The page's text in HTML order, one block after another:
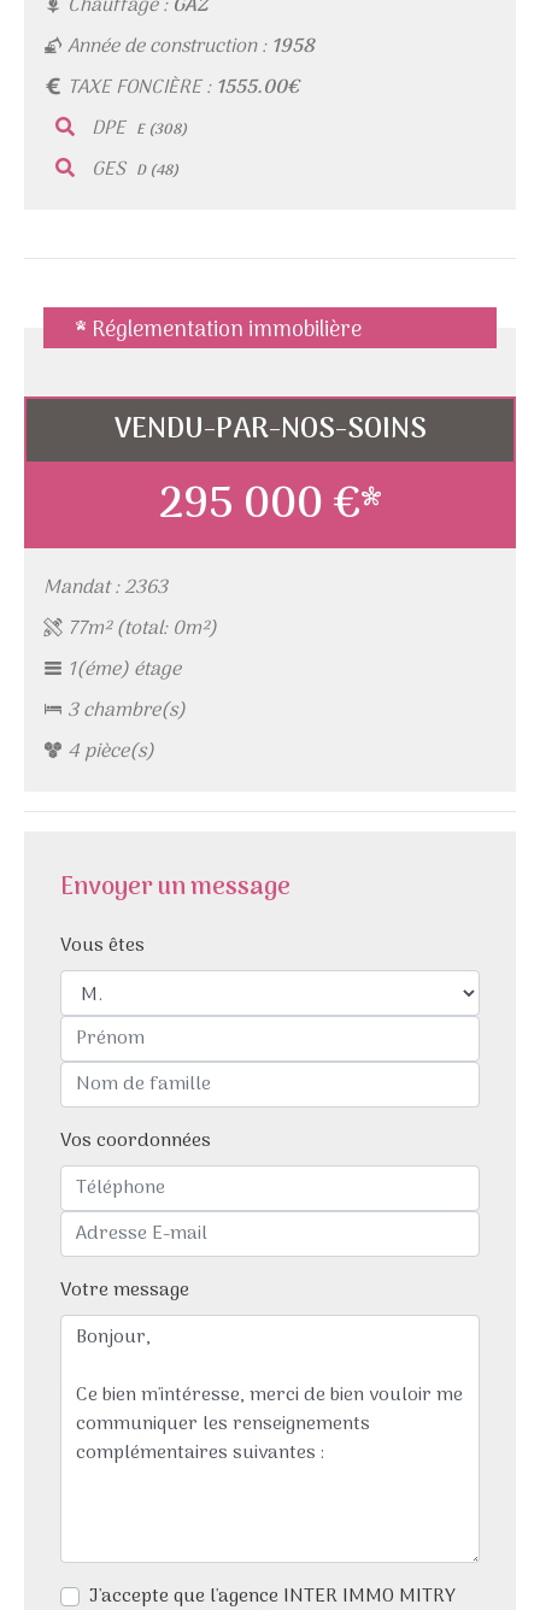
Année de construction :1958
TAXE FONCIÈRE :1555.00€
DPE E (308)
GES D (48)
* Réglementation immobilière
VENDU-PAR-NOS-SOINS
295 000 €*
Mandat : 2363
77m² (total: 0m²)
1(éme) étage
3 chambre(s)
4 pièce(s)
Envoyer un message
Vous êtes
Vos coordonnées
Votre message
J'accepte que l'agence INTER IMMO MITRY